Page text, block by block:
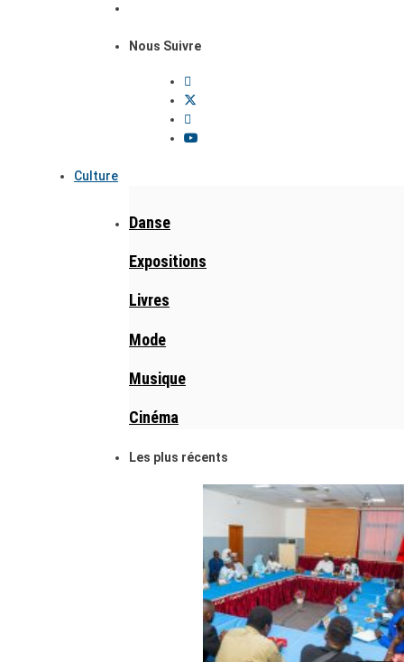
Nous Suivre
Culture
Danse
Expositions
Livres
Mode
Musique
Cinéma
Les plus récents